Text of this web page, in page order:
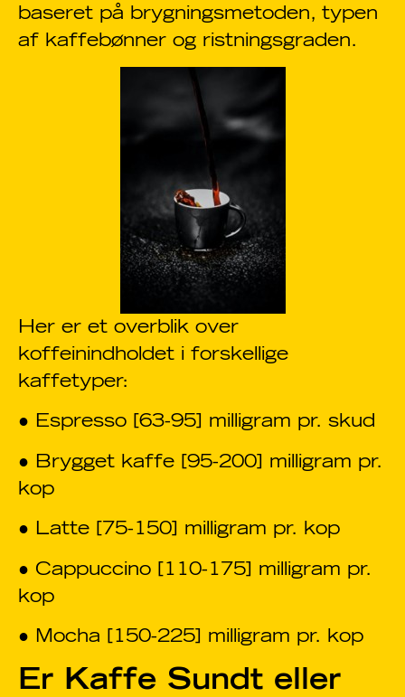
baseret på brygningsmetoden, typen
af kaffebønner og ristningsgraden.
Her er et overblik over
koffeinindholdet i forskellige
kaffetyper:
● Espresso [63-95] milligram pr. skud
● Brygget kaffe [95-200] milligram pr.
kop
● Latte [75-150] milligram pr. kop
● Cappuccino [110-175] milligram pr.
kop
● Mocha [150-225] milligram pr. kop
Er Kaffe Sundt eller